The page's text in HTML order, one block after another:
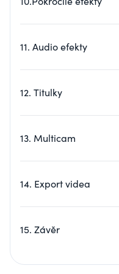
11. Audio efekty
12. Titulky
13. Multicam
14. Export videa
15. Závěr